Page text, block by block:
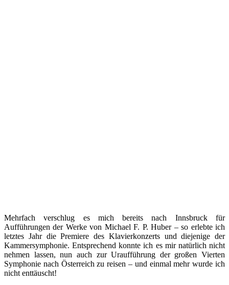
Mehrfach verschlug es mich bereits nach Innsbruck für
Aufführungen der Werke von Michael F. P. Huber – so erlebte ich
letztes Jahr die Premiere des Klavierkonzerts und diejenige der
Kammersymphonie. Entsprechend konnte ich es mir natürlich nicht
nehmen lassen, nun auch zur Uraufführung der großen Vierten
Symphonie nach Österreich zu reisen – und einmal mehr wurde ich
nicht enttäuscht!